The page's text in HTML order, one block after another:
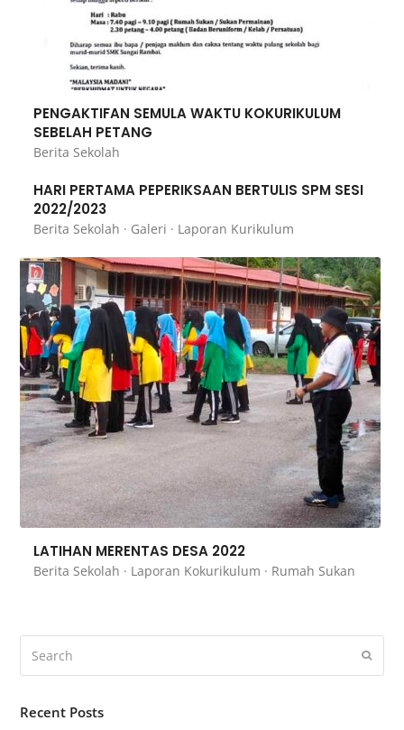
PENGAKTIFAN SEMULA WAKTU KOKURIKULUM
SEBELAH PETANG
Berita Sekolah
HARI PERTAMA PEPERIKSAAN BERTULIS SPM SESI
2022/2023
Berita Sekolah · Galeri · Laporan Kurikulum
LATIHAN MERENTAS DESA 2022
Berita Sekolah · Laporan Kokurikulum · Rumah Sukan
Recent Posts